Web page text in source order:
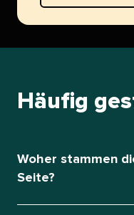
Häufig
Woher stammen
Seite?​​